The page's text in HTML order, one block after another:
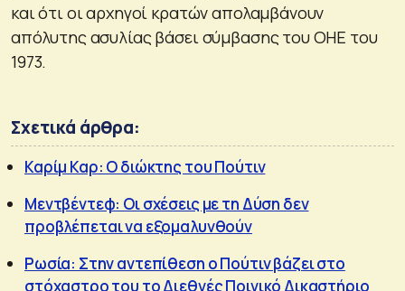
και ότι οι αρχηγοί κρατών απολαμβάνουν
απόλυτης ασυλίας βάσει σύμβασης του ΟΗΕ του
1973.
Σχετικά άρθρα:
Καρίμ Καρ: Ο διώκτης του Πούτιν
Μεντβέντεφ: Οι σχέσεις με τη Δύση δεν
προβλέπεται να εξομαλυνθούν
Ρωσία: Στην αντεπίθεση ο Πούτιν βάζει στο
στόχαστρο του το Διεθνές Ποινικό Δικαστήριο